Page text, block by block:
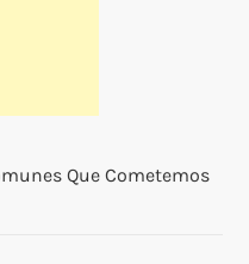
Que Cometemos